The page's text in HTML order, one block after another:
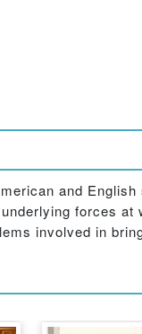
and
forces
involved in